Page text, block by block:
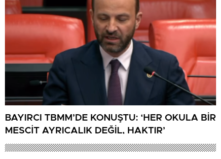
BAYIRCI TBMM’DE KONUŞTU: ‘HER OKULA BİR
MESCİT AYRICALIK DEĞİL, HAKTIR’